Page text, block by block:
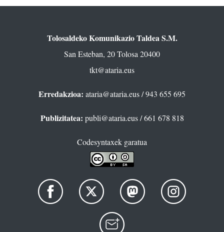
Tolosaldeko Komunikazio Taldea S.M.
San Esteban, 20 Tolosa 20400
tkt@ataria.eus
Erredakzioa: ataria@ataria.eus/ 943 655 695
Publizitatea: publi@ataria.eus/ 661 678 818
Codesyntaxek garatua